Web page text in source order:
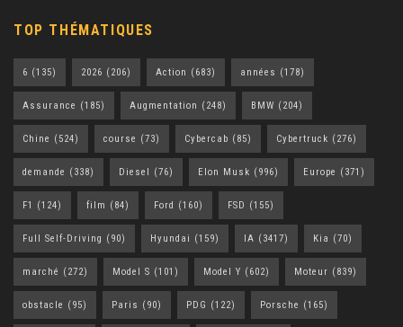
TOP THÉMATIQUES
6 (135) 2026 (206) Action (683) années (178)
Assurance (185) Augmentation (248) BMW (204)
Chine (524) course (73) Cybercab (85) Cybertruck (276)
demande (338) Diesel (76) Elon Musk (996) Europe (371)
F1 (124) film (84) Ford (160) FSD (155)
Full Self-Driving (90) Hyundai (159) IA (3417) Kia (70)
marché (272) Model S (101) Model Y (602) Moteur (839)
obstacle (95) Paris (90) PDG (122) Porsche (165)